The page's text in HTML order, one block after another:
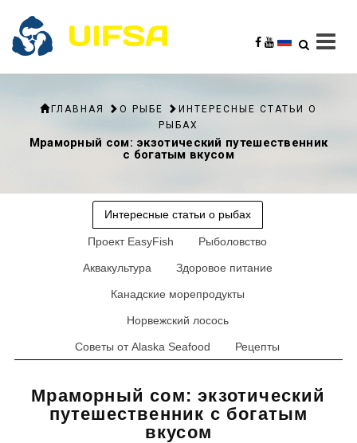
ГЛАВНАЯ О РЫБЕ
ИНТЕРЕСНЫЕ СТАТЬИ О
РЫБАХ
Мраморный сом: экзотический путешественник
с богатым вкусом
Интересные статьи о рыбах
Проект EasyFish Рыболовство
Аквакультура Здоровое питание
Канадские морепродукты
Норвежский лосось
Советы от Alaska Seafood Рецепты
Мраморный сом: экзотический
путешественник с богатым
вкусом